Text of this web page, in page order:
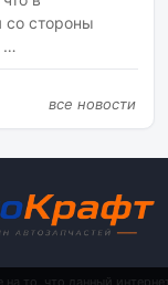
со стороны
…
все новости